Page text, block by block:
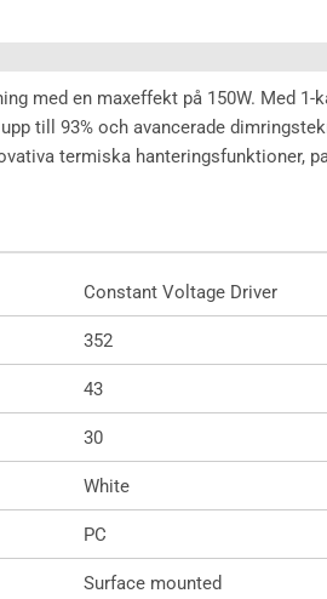
med en maxeffekt på 150W. Med
till 93% och avancerade
termiska hanteringsfunktioner,
Constant Voltage Driver
352
43
30
White
PC
Surface mounted